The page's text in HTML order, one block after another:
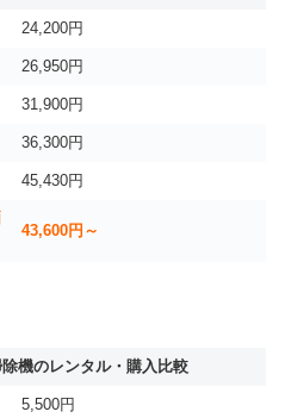
24,200円
26,950円
31,900円
36,300円
45,430円
43,600円～
機のレンタル・購入比較
5,500円